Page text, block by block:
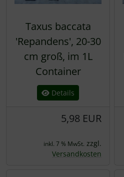
Taxus baccata
'Repandens', 20-30
cm groß, im 1L
Container
Details
5,98 EUR
inkl. 7 % MwSt. zzgl.
Versandkosten